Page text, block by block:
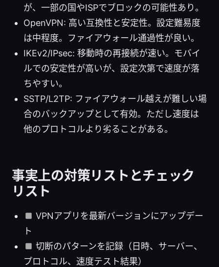
が、一部の国やISPでブロックの可能性あり。
OpenVPN: 高い互換性と安定性。設定難易度
は中程度。ファイアウォール通過性が良い。
IKEv2/IPsec: 移動時の再接続が速い。モバイ
ルでの安定性が高いが、設定次第で速度が落
ちやすい。
SSTP/L2TP: ファイアウォール越えが難しい場
合のバックアップとして有効。ただし速度は
他のプロトコルより劣ることがある。
事実上の対策リストとチェック
リスト
VPNアプリを最新バージョンにアップデー
ト
切断のパターンを記録（日時、サーバー、
プロトコル、速度テスト結果）